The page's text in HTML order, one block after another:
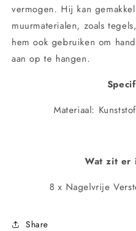
vermogen. Hij kan
muurmaterialen, zoals
hem ook gebruiken om
aan op te hangen.
Materiaal:
Wat zit er
8 x Nagelvrije
Share